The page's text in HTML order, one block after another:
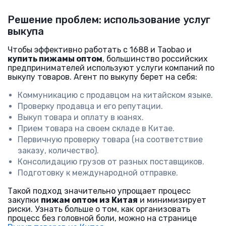
Решение проблем: использование услуг
выкупа
Чтобы эффективно работать с 1688 и Taobao и
купить пижамы оптом, большинство российских
предпринимателей используют услуги компаний по
выкупу товаров. Агент по выкупу берет на себя:
Коммуникацию с продавцом на китайском языке.
Проверку продавца и его репутации.
Выкуп товара и оплату в юанях.
Прием товара на своем складе в Китае.
Первичную проверку товара (на соответствие
заказу, количество).
Консолидацию грузов от разных поставщиков.
Подготовку к международной отправке.
Такой подход значительно упрощает процесс
закупки пижам оптом из Китая и минимизирует
риски. Узнать больше о том, как организовать
процесс без головной боли, можно на странице